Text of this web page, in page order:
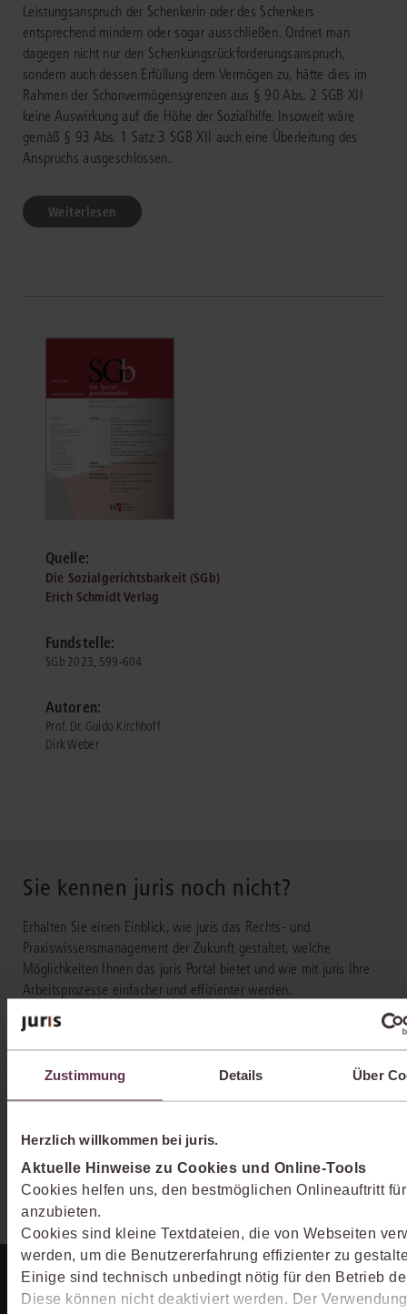
Zustimmung Details Über
Herzlich willkommen bei juris.
Aktuelle Hinweise zu Cookies und Online-Tools
Cookies helfen uns, den bestmöglichen Onlineauftritt
anzubieten.
Cookies sind kleine Textdateien, die von Webseiten
werden, um die Benutzererfahrung effizienter zu
Einige sind technisch unbedingt nötig für den Betrieb
Diese können nicht deaktiviert werden. Der
Leistungsanspruch der Schenkerin oder des Schenkers
entsprechend mindern oder sogar ausschließen. Ordnet man
dagegen nicht nur den Schenkungsrückforderungsanspruch,
sondern auch dessen Erfüllung dem Vermögen zu, hätte dies im
Rahmen der Schonvermögensgrenzen aus § 90 Abs. 2 SGB XII
keine Auswirkung auf die Höhe der Sozialhilfe. Insoweit wäre
gemäß § 93 Abs. 1 Satz 3 SGB XII auch eine Überleitung des
Anspruchs ausgeschlossen.
Weiterlesen
Quelle:
Die Sozialgerichtsbarkeit (SGb)
Erich Schmidt Verlag
Fundstelle:
SGb 2023, 599-604
Autoren:
Prof. Dr. Guido Kirchhoff
Dirk Weber
Sie kennen juris noch nicht?
Erhalten Sie einen Einblick, wie juris das Rechts- und
Praxiswissensmanagement der Zukunft gestaltet, welche
Möglichkeiten Ihnen das juris Portal bietet und wie mit juris Ihre
Arbeitsprozesse einfacher und effizienter werden.